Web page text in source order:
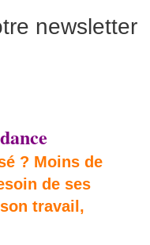
newsletter
? Moins de
de ses
travail,